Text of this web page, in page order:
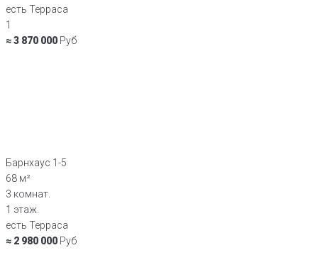
есть Терраса
1
≈ 3 870 000 Руб
Барнхаус 1-5
68 м²
3 комнат.
1 этаж.
есть Терраса
≈ 2 980 000 Руб